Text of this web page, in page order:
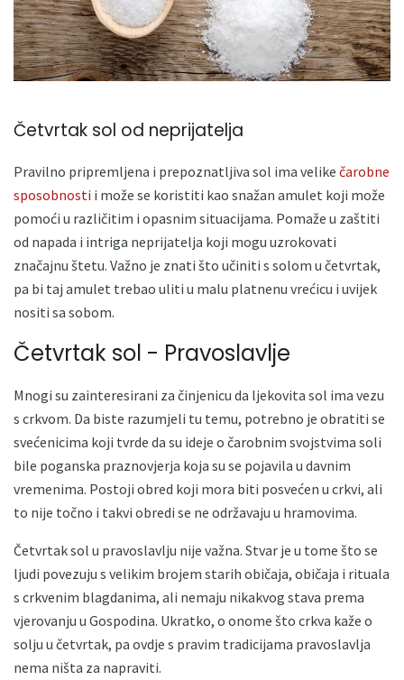
Četvrtak sol od neprijatelja
Pravilno pripremljena i prepoznatljiva sol ima velike čarobne
sposobnosti i može se koristiti kao snažan amulet koji može
pomoći u različitim i opasnim situacijama. Pomaže u zaštiti
od napada i intriga neprijatelja koji mogu uzrokovati
značajnu štetu. Važno je znati što učiniti s solom u četvrtak,
pa bi taj amulet trebao uliti u malu platnenu vrećicu i uvijek
nositi sa sobom.
Četvrtak sol - Pravoslavlje
Mnogi su zainteresirani za činjenicu da ljekovita sol ima vezu
s crkvom. Da biste razumjeli tu temu, potrebno je obratiti se
svećenicima koji tvrde da su ideje o čarobnim svojstvima soli
bile poganska praznovjerja koja su se pojavila u davnim
vremenima. Postoji obred koji mora biti posvećen u crkvi, ali
to nije točno i takvi obredi se ne održavaju u hramovima.
Četvrtak sol u pravoslavlju nije važna. Stvar je u tome što se
ljudi povezuju s velikim brojem starih običaja, običaja i rituala
s crkvenim blagdanima, ali nemaju nikakvog stava prema
vjerovanju u Gospodina. Ukratko, o onome što crkva kaže o
solju u četvrtak, pa ovdje s pravim tradicijama pravoslavlja
nema ništa za napraviti.